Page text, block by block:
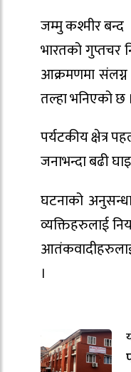
जम्मु कश्मीर बन्द
भारतको गुप्तचर
आक्रमणमा
तल्हा भनिएको छ ।
पर्यटकीय क्षेत्र
जनाभन्दा बढी
घटनाको
व्यक्तिहरुलाई
।